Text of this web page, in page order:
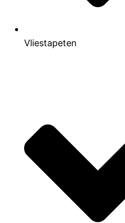
Vliestapeten